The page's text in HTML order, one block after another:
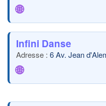
🌐
Infini Danse
6 Av. Jean
🌐